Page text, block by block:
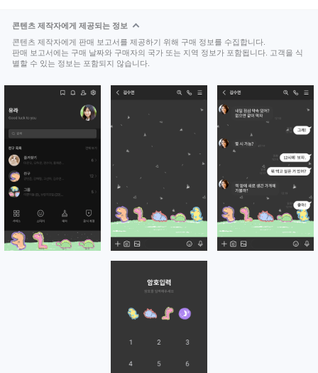
콘텐츠 제작자에게 제공되는 정보
콘텐츠 제작자에게 판매 보고서를 제공하기 위해 구매 정보를 수집합니다.
판매 보고서에는 구매 날짜와 구매자의 국가 또는 지역 정보가 포함됩니다. 고객을 식
별할 수 있는 정보는 포함되지 않습니다.